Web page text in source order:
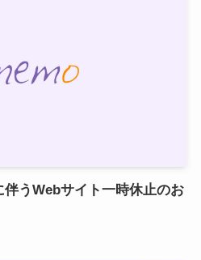
伴うWebサイト一時休止のお